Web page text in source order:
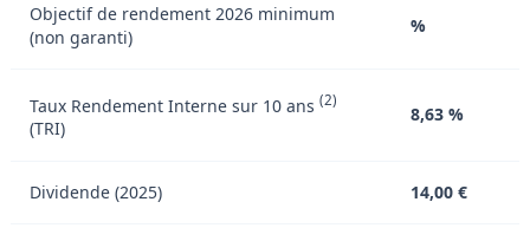
Objectif de rendement 2026 minimum
(non garanti)
%
Taux Rendement Interne sur 10 ans (2)
(TRI)
8,63 %
Dividende (2025) 14,00 €